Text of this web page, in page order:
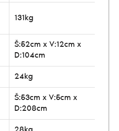
131kg
Š:52cm x V:12cm x
D:104cm
24kg
Š:53cm x V:5cm x
D:208cm